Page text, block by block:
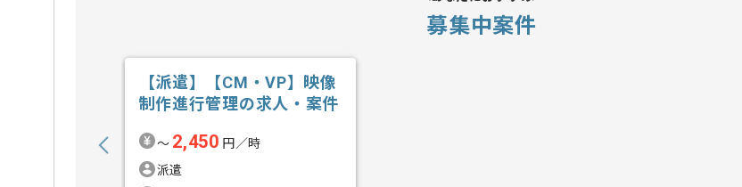
募集中案件
【派遣】【CM・VP】映像
制作進行管理の求人・案件
〜 2,450 円／時
派遣